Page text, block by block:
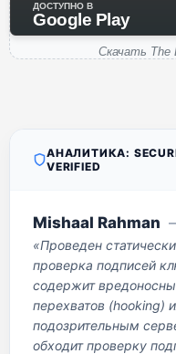
ДОСТУПНО В
Google Play
Скачать The
АНАЛИТИКА:
VERIFIED
Mishaal Rahman
«Проведен
проверка подписей
содержит
перехватов (hooking)
подозрительным
обходит проверку